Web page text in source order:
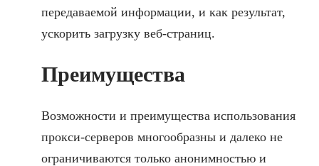
передаваемой информации, и как результат,
ускорить загрузку веб-страниц.
Преимущества
Возможности и преимущества использования
прокси-серверов многообразны и далеко не
ограничиваются только анонимностью и